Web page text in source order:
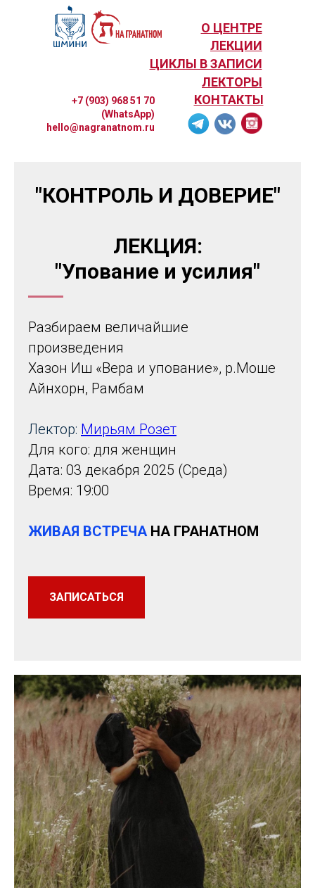
О ЦЕНТРЕ
ЛЕКЦИИ
ЦИКЛЫ В ЗАПИСИ
ЛЕКТОРЫ
КОНТАКТЫ
+7 (903) 968 51 70
(WhatsApp)
hello@nagranatnom.ru
"КОНТРОЛЬ И ДОВЕРИЕ"
ЛЕКЦИЯ:
"Упование и усилия"
Разбираем величайшие
произведения
Хазон Иш «Вера и упование», р.Моше
Айнхорн, Рамбам
Лектор: Мирьям Розет
Для кого: для женщин
Дата: 03 декабря 2025 (Среда)
Время: 19:00
ЖИВАЯ ВСТРЕЧАНА ГРАНАТНОМ
ЗАПИСАТЬСЯ